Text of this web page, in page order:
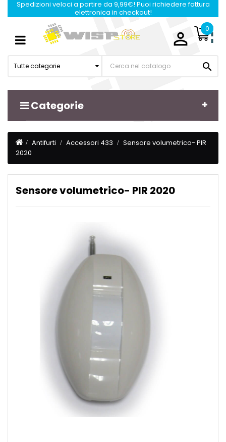
Spedizioni veloci a partire da 9,99€! Puoi richiedere fattura
elettronica in checkout!

0
Tutte categorie 
Categorie
Toggle
Antifurti Accessori 433
Sensore volumetrico- PIR
2020
Sensore volumetrico- PIR 2020